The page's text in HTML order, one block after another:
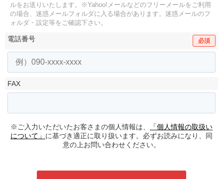
ルをお送りいたします。
※Yahoo!メールなどのフリーメールをご利用
の場合、迷惑メールフォルダに入る場合があります。 迷惑メールのフ
ォルダ・設定等をご確認下さい。
電話番号 必須
FAX
※ご入力いただいたお客さまの個人情報は、
「個人情報の取扱い
について」 に基づき適正に取り扱います。必ずお読みになり、同
意の上お問い合わせください。